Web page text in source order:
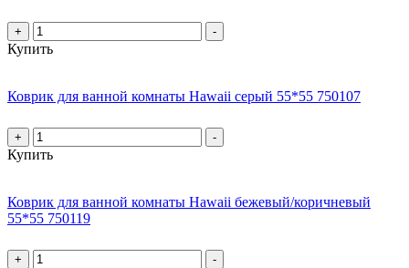
+ -
Купить
Коврик для ванной комнаты Hawaii серый 55*55 750107
+ -
Купить
Коврик для ванной комнаты Hawaii бежевый/коричневый
55*55 750119
+ -